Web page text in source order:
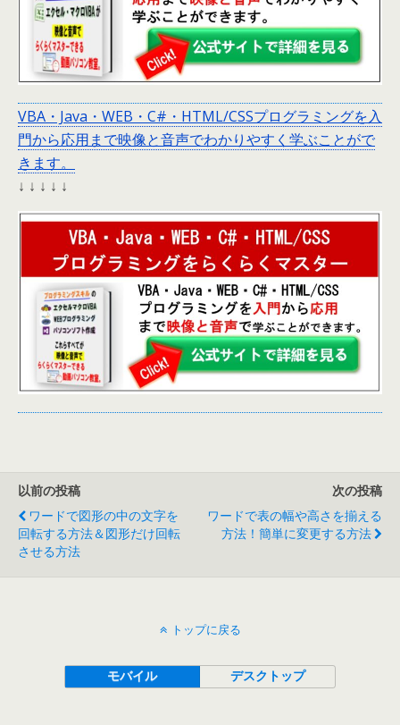
VBA・Java・WEB・C#・HTML/CSSプログラミングを入
門から応用まで映像と音声でわかりやすく学ぶことがで
きます。
↓ ↓ ↓ ↓ ↓
以前の投稿
ワードで図形の中の文字を
回転する方法＆図形だけ回転
させる方法
次の投稿
ワードで表の幅や高さを揃える
方法！簡単に変更する方法
トップに戻る
モバイル デスクトップ